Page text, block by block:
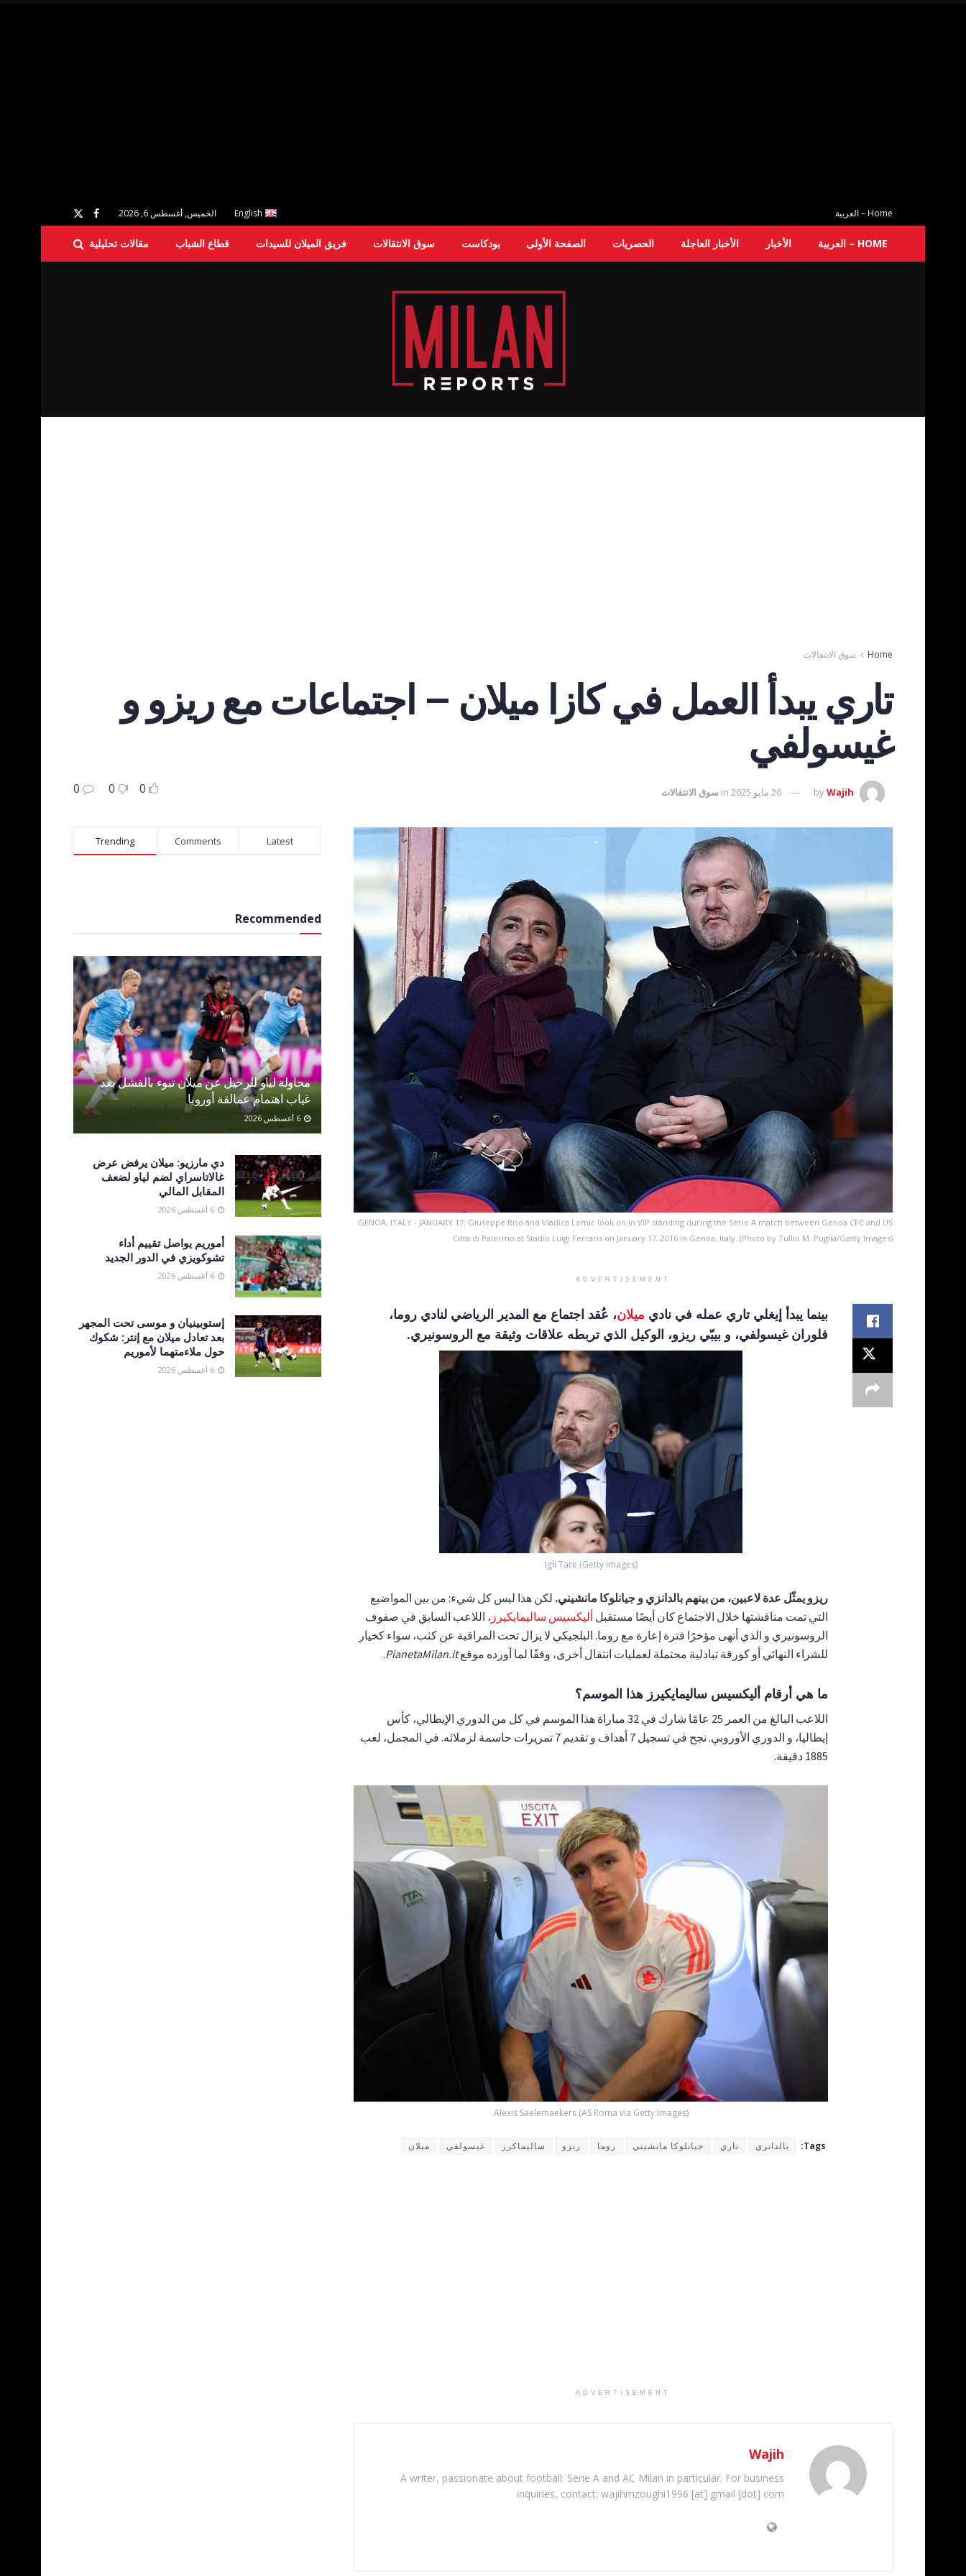
Home – العربية English الخميس, أغسطس 6, 2026
HOME – العربية الأخبار الأخبار العاجلة الحصريات الصفحة الأولى بودكاست سوق الانتقالات فريق الميلان للسيدات قطاع الشباب مقالات تحليلية
Home سوق الانتقالات
تاري يبدأ العمل في كازا ميلان – اجتماعات مع ريزو و
غيسولفي
byWajih 26 مايو 2025 in سوق الانتقالات 0
0
GENOA, ITALY - JANUARY 17: Giuseppe Riso and Vladica Lemic look on in VIP standing during the Serie A match between Genoa CFC and US
Citta di Palermo at Stadio Luigi Ferraris on January 17, 2016 in Genoa, Italy. (Photo by Tullio M. Puglia/Getty Images)
ADVERTISEMENT
بينما يبدأ إيغلي تاري عمله في نادي ميلان، عُقد اجتماع مع المدير الرياضي لنادي روما،
فلوران غيسولفي، و بيبّي ريزو، الوكيل الذي تربطه علاقات وثيقة مع الروسونيري.
Igli Tare (Getty Images)
ريزو يمثّل عدة لاعبين، من بينهم بالدانزي و جيانلوكا مانشيني. لكن هذا ليس كل شيء: من بين المواضيع
التي تمت مناقشتها خلال الاجتماع كان أيضًا مستقبل أليكسيس ساليمايكيرز ، اللاعب السابق في صفوف
الروسونيري و الذي أنهى مؤخرًا فترة إعارة مع روما. البلجيكي لا يزال تحت المراقبة عن كثب، سواء كخيار
للشراء النهائي أو كورقة تبادلية محتملة لعمليات انتقال أخرى، وفقًا لما أورده موقعPianetaMilan.it
.
ما هي أرقام أليكسيس ساليمايكيرز هذا الموسم؟
اللاعب البالغ من العمر 25 عامًا شارك في 32 مباراة هذا الموسم في كل من الدوري الإيطالي، كأس
إيطاليا، و الدوري الأوروبي. نجح في تسجيل 7 أهداف و تقديم 7 تمريرات حاسمة لزملائه. في المجمل، لعب
1885 دقيقة.
Alexis Saelemaekers (AS Roma via Getty Images)
Tags: بالدانزي تاري جيانلوكا مانشيني روما ريزو ساليماكرز غيسولفي ميلان
ADVERTISEMENT
Wajih
A writer, passionate about football: Serie A and AC Milan in particular. For business
inquiries, contact: wajihmzoughi1996 [at] gmail [dot] com
Trending Comments Latest
Recommended
محاولة لياو للرحيل عن ميلان تبوء بالفشل بعد
غياب اهتمام عمالقة أوروبا
دي مارزيو: ميلان يرفض عرض
غالاتاسراي لضم لياو لضعف
المقابل المالي
أموريم يواصل تقييم أداء
تشوكويزي في الدور الجديد
إستوبينيان و موسى تحت المجهر
بعد تعادل ميلان مع إنتر: شكوك
حول ملاءمتهما لأموريم